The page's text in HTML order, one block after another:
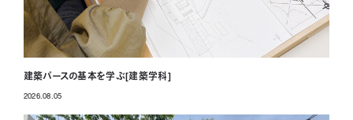
建築パースの基本を学ぶ[建築学科]
2026.08.05